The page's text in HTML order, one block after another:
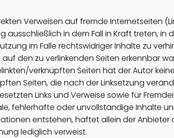
Verweisen auf fremde Internetseiten
ausschließlich in dem Fall in Kraft treten,
im Falle rechtswidriger Inhalte zu
den zu verlinkenden Seiten erkennbar
verknüpften Seiten hat der Autor
Seiten, die nach der Linksetzung
Links und Verweise sowie für
fehlerhafte oder unvollständige Inhalte
entstehen, haftet allein der Anbieter
lediglich verweist.